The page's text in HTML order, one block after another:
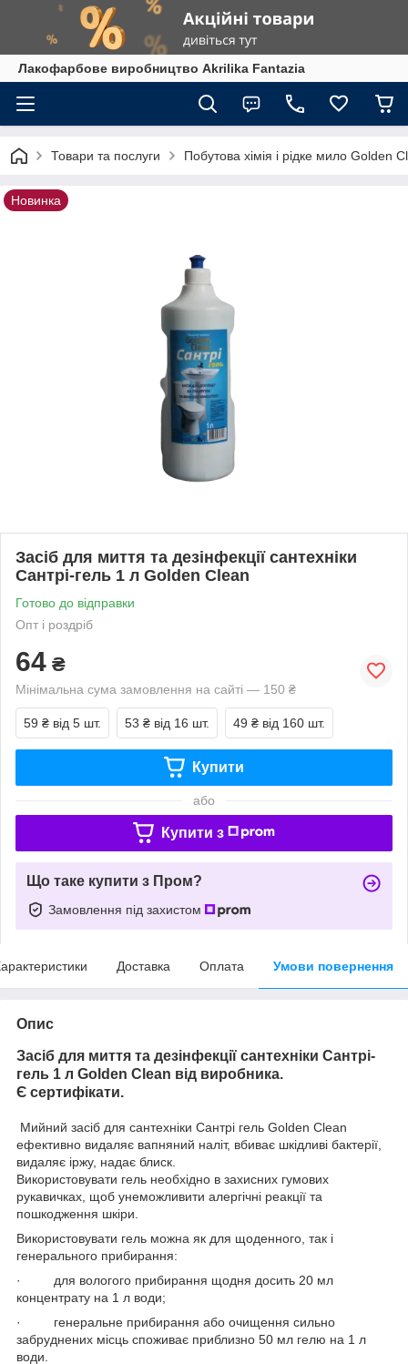
Лакофарбове виробництво Akrilika Fantazia
Товари та послуги Побутова хімія і рідке мило Golden
Новинка
Засіб для миття та дезінфекції сантехніки
Сантрі-гель 1 л Golden Clean
Готово до відправки
Опт і роздріб
64 ₴
Мінімальна сума замовлення на сайті — 150 ₴
59 ₴ від 5 шт. 53 ₴ від 16 шт. 49 ₴ від 160 шт.
Купити
або
Купити з
Що таке купити з Пром?
Замовлення під захистом
Доставка Оплата Умови повернення
Опис
Засіб для миття та дезінфекції сантехніки Сантрі-
гель 1 л Golden Clean від виробника.
Є сертифікати.
Мийний засіб для сантехніки Сантрі гель Golden Clean
ефективно видаляє вапняний наліт, вбиває шкідливі бактерії,
видаляє іржу, надає блиск.
Використовувати гель необхідно в захисних гумових
рукавичках, щоб унеможливити алергічні реакції та
пошкодження шкіри.
Використовувати гель можна як для щоденного, так і
генерального прибирання:
· для вологого прибирання щодня досить 20 мл
концентрату на 1 л води;
· генеральне прибирання або очищення сильно
забруднених місць споживає приблизно 50 мл гелю на 1 л
води.